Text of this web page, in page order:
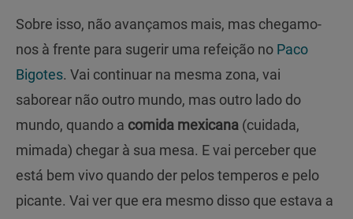
Sobre isso, não avançamos mais, mas chegamo-
nos à frente para sugerir uma refeição no Paco
Bigotes. Vai continuar na mesma zona, vai
saborear não outro mundo, mas outro lado do
mundo, quando a comida mexicana (cuidada,
mimada) chegar à sua mesa. E vai perceber que
está bem vivo quando der pelos temperos e pelo
picante. Vai ver que era mesmo disso que estava a